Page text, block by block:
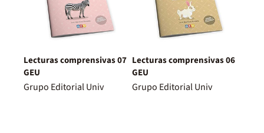
Lecturas comprensivas 07
GEU
Grupo Editorial Univ
Lecturas comprensivas 06
GEU
Grupo Editorial Univ